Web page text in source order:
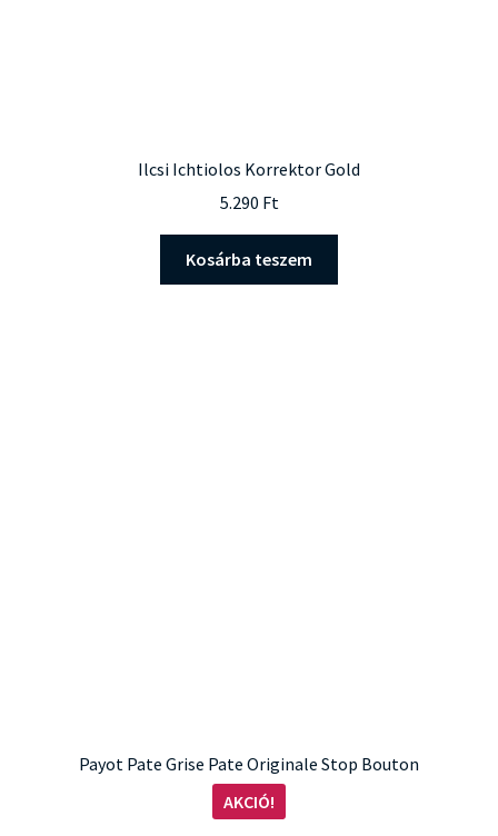
Ilcsi Ichtiolos Korrektor Gold
5.290 Ft
Kosárba teszem
Payot Pate Grise Pate Originale Stop Bouton
AKCIÓ!